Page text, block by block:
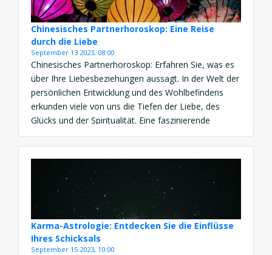
Chinesisches Partnerhoroskop: Eine Reise
durch die Liebe
September 13 2023, 08:00
Chinesisches Partnerhoroskop: Erfahren Sie, was es
über Ihre Liebesbeziehungen aussagt. In der Welt der
persönlichen Entwicklung und des Wohlbefindens
erkunden viele von uns die Tiefen der Liebe, des
Glücks und der Spiritualität. Eine faszinierende
Möglichkeit, dies zu tun, besteht darin, einen Blick
auf das Chinesische Partnerhoroskop zu werfen.
Diese alte Tradition bietet Einblicke in Beziehungen,
Karma-Astrologie: Entdecken Sie die Einflüsse
Ihres Schicksals
September 15 2023, 10:00